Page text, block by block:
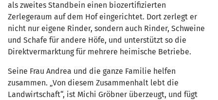
als zweites Standbein einen biozertifizierten
Zerlegeraum auf dem Hof eingerichtet. Dort zerlegt er
nicht nur eigene Rinder, sondern auch Rinder, Schweine
und Schafe für andere Höfe, und unterstützt so die
Direktvermarktung für mehrere heimische Betriebe.
Seine Frau Andrea und die ganze Familie helfen
zusammen. „Von diesem Zusammenhalt lebt die
Landwirtschaft“, ist Michi Gröbner überzeugt, und fügt